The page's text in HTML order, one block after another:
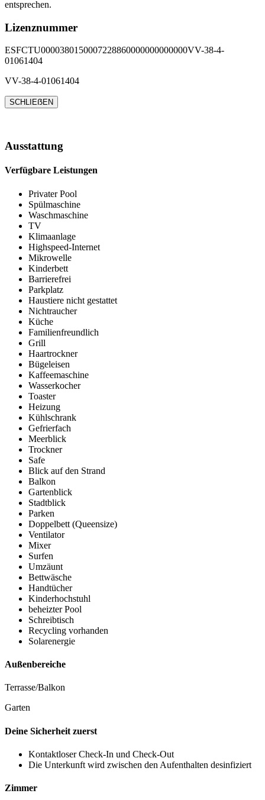
entsprechen.
Lizenznummer
ESFCTU0000380150007228860000000000000VV-38-4-
01061404
VV-38-4-01061404
SCHLIEẞEN
Ausstattung
Verfügbare Leistungen
Privater Pool
Spülmaschine
Waschmaschine
TV
Klimaanlage
Highspeed-Internet
Mikrowelle
Kinderbett
Barrierefrei
Parkplatz
Haustiere nicht gestattet
Nichtraucher
Küche
Familienfreundlich
Grill
Haartrockner
Bügeleisen
Kaffeemaschine
Wasserkocher
Toaster
Heizung
Kühlschrank
Gefrierfach
Meerblick
Trockner
Safe
Blick auf den Strand
Balkon
Gartenblick
Stadtblick
Parken
Doppelbett (Queensize)
Ventilator
Mixer
Surfen
Umzäunt
Bettwäsche
Handtücher
Kinderhochstuhl
beheizter Pool
Schreibtisch
Recycling vorhanden
Solarenergie
Außenbereiche
Terrasse/Balkon
Garten
Deine Sicherheit zuerst
Kontaktloser Check-In und Check-Out
Die Unterkunft wird zwischen den Aufenthalten desinfiziert
Zimmer